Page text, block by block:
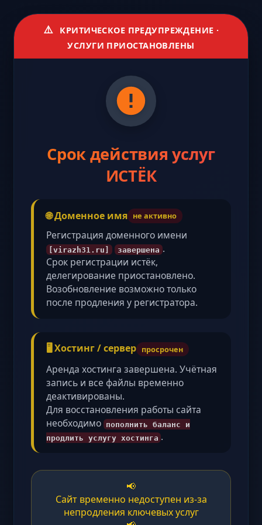
⚠️
КРИТИЧЕСКОЕ ПРЕДУПРЕЖДЕНИЕ ·
УСЛУГИ ПРИОСТАНОВЛЕНЫ
Срок действия услуг
ИСТЁК
🌐 Доменное имя не активно
Регистрация доменного имени
[virazh31.ru] завершена .
Срок регистрации истёк,
делегирование приостановлено.
Возобновление возможно только
после продления у регистратора.
🖥️ Хостинг / сервер просрочен
Аренда хостинга завершена. Учётная
запись и все файлы временно
деактивированы.
Для восстановления работы сайта
необходимо пополнить баланс и
продлить услугу хостинга .
📢
Сайт временно недоступен из-за
непродления ключевых услуг